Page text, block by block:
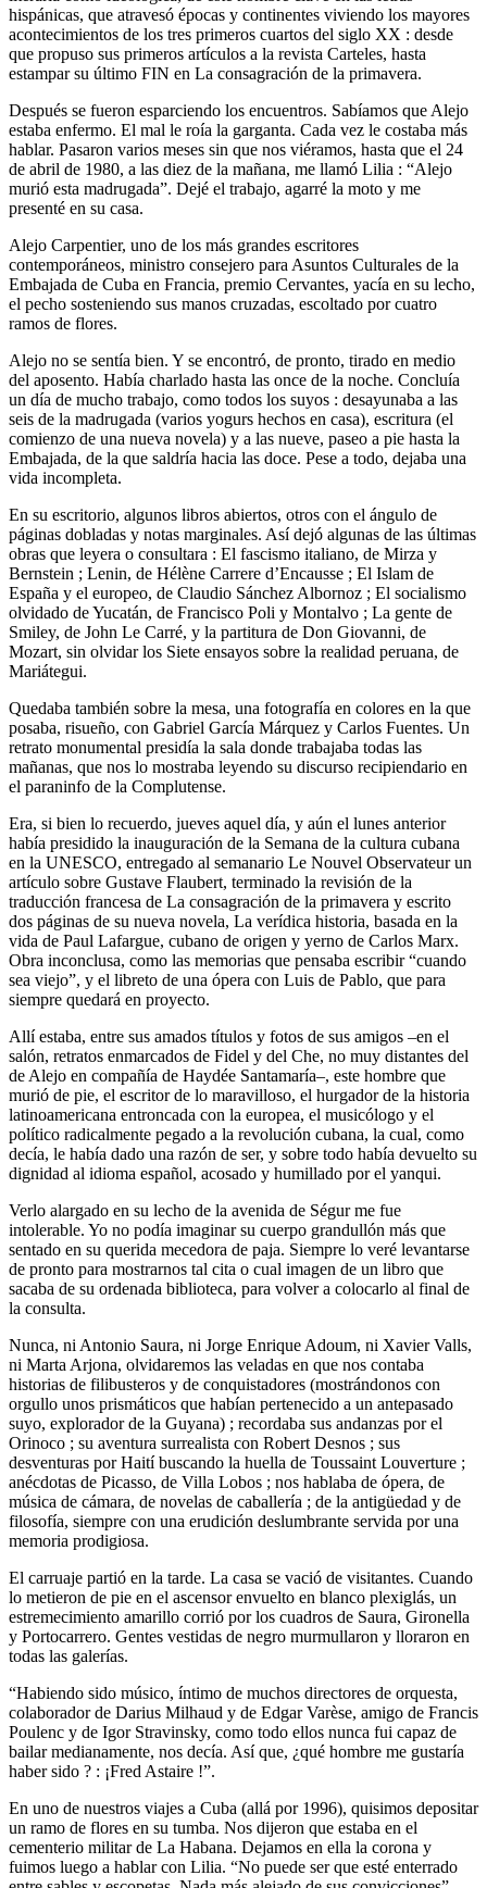
hispánicas, que atravesó épocas y continentes viviendo los mayores
acontecimientos de los tres primeros cuartos del siglo XX : desde
que propuso sus primeros artículos a la revista Carteles, hasta
estampar su último FIN en La consagración de la primavera.
Después se fueron esparciendo los encuentros. Sabíamos que Alejo
estaba enfermo. El mal le roía la garganta. Cada vez le costaba más
hablar. Pasaron varios meses sin que nos viéramos, hasta que el 24
de abril de 1980, a las diez de la mañana, me llamó Lilia : “Alejo
murió esta madrugada”. Dejé el trabajo, agarré la moto y me
presenté en su casa.
Alejo Carpentier, uno de los más grandes escritores
contemporáneos, ministro consejero para Asuntos Culturales de la
Embajada de Cuba en Francia, premio Cervantes, yacía en su lecho,
el pecho sosteniendo sus manos cruzadas, escoltado por cuatro
ramos de flores.
Alejo no se sentía bien. Y se encontró, de pronto, tirado en medio
del aposento. Había charlado hasta las once de la noche. Concluía
un día de mucho trabajo, como todos los suyos : desayunaba a las
seis de la madrugada (varios yogurs hechos en casa), escritura (el
comienzo de una nueva novela) y a las nueve, paseo a pie hasta la
Embajada, de la que saldría hacia las doce. Pese a todo, dejaba una
vida incompleta.
En su escritorio, algunos libros abiertos, otros con el ángulo de
páginas dobladas y notas marginales. Así dejó algunas de las últimas
obras que leyera o consultara : El fascismo italiano, de Mirza y
Bernstein ; Lenin, de Hélène Carrere d’Encausse ; El Islam de
España y el europeo, de Claudio Sánchez Albornoz ; El socialismo
olvidado de Yucatán, de Francisco Poli y Montalvo ; La gente de
Smiley, de John Le Carré, y la partitura de Don Giovanni, de
Mozart, sin olvidar los Siete ensayos sobre la realidad peruana, de
Mariátegui.
Quedaba también sobre la mesa, una fotografía en colores en la que
posaba, risueño, con Gabriel García Márquez y Carlos Fuentes. Un
retrato monumental presidía la sala donde trabajaba todas las
mañanas, que nos lo mostraba leyendo su discurso recipiendario en
el paraninfo de la Complutense.
Era, si bien lo recuerdo, jueves aquel día, y aún el lunes anterior
había presidido la inauguración de la Semana de la cultura cubana
en la UNESCO, entregado al semanario Le Nouvel Observateur un
artículo sobre Gustave Flaubert, terminado la revisión de la
traducción francesa de La consagración de la primavera y escrito
dos páginas de su nueva novela, La verídica historia, basada en la
vida de Paul Lafargue, cubano de origen y yerno de Carlos Marx.
Obra inconclusa, como las memorias que pensaba escribir “cuando
sea viejo”, y el libreto de una ópera con Luis de Pablo, que para
siempre quedará en proyecto.
Allí estaba, entre sus amados títulos y fotos de sus amigos –en el
salón, retratos enmarcados de Fidel y del Che, no muy distantes del
de Alejo en compañía de Haydée Santamaría–, este hombre que
murió de pie, el escritor de lo maravilloso, el hurgador de la historia
latinoamericana entroncada con la europea, el musicólogo y el
político radicalmente pegado a la revolución cubana, la cual, como
decía, le había dado una razón de ser, y sobre todo había devuelto su
dignidad al idioma español, acosado y humillado por el yanqui.
Verlo alargado en su lecho de la avenida de Ségur me fue
intolerable. Yo no podía imaginar su cuerpo grandullón más que
sentado en su querida mecedora de paja. Siempre lo veré levantarse
de pronto para mostrarnos tal cita o cual imagen de un libro que
sacaba de su ordenada biblioteca, para volver a colocarlo al final de
la consulta.
Nunca, ni Antonio Saura, ni Jorge Enrique Adoum, ni Xavier Valls,
ni Marta Arjona, olvidaremos las veladas en que nos contaba
historias de filibusteros y de conquistadores (mostrándonos con
orgullo unos prismáticos que habían pertenecido a un antepasado
suyo, explorador de la Guyana) ; recordaba sus andanzas por el
Orinoco ; su aventura surrealista con Robert Desnos ; sus
desventuras por Haití buscando la huella de Toussaint Louverture ;
anécdotas de Picasso, de Villa Lobos ; nos hablaba de ópera, de
música de cámara, de novelas de caballería ; de la antigüedad y de
filosofía, siempre con una erudición deslumbrante servida por una
memoria prodigiosa.
El carruaje partió en la tarde. La casa se vació de visitantes. Cuando
lo metieron de pie en el ascensor envuelto en blanco plexiglás, un
estremecimiento amarillo corrió por los cuadros de Saura, Gironella
y Portocarrero. Gentes vestidas de negro murmullaron y lloraron en
todas las galerías.
“Habiendo sido músico, íntimo de muchos directores de orquesta,
colaborador de Darius Milhaud y de Edgar Varèse, amigo de Francis
Poulenc y de Igor Stravinsky, como todo ellos nunca fui capaz de
bailar medianamente, nos decía. Así que, ¿qué hombre me gustaría
haber sido ? : ¡Fred Astaire !”.
En uno de nuestros viajes a Cuba (allá por 1996), quisimos depositar
un ramo de flores en su tumba. Nos dijeron que estaba en el
cementerio militar de La Habana. Dejamos en ella la corona y
fuimos luego a hablar con Lilia. “No puede ser que esté enterrado